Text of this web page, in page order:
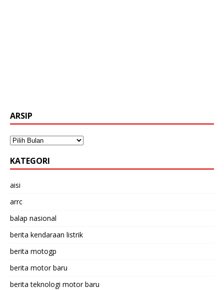
ARSIP
KATEGORI
aisi
arrc
balap nasional
berita kendaraan listrik
berita motogp
berita motor baru
berita teknologi motor baru